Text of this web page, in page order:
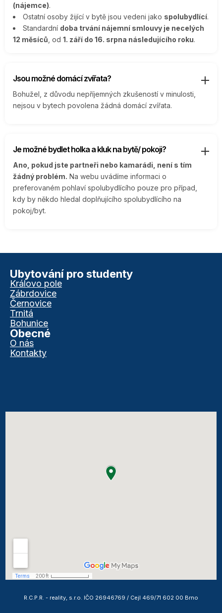
(nájemce).
Ostatní osoby žijící v bytě jsou vedeni jako spolubydlící.
Standardní doba trvání nájemní smlouvy je necelých
12 měsíců , od 1. září do 16. srpna následujícího roku.
Jsou možné domácí zvířata?
Bohužel, z důvodu nepříjemných zkušeností v minulosti,
nejsou v bytech povolena žádná domácí zvířata.
Je možné bydlet holka a kluk na bytě/ pokoji?
Ano, pokud jste partneři nebo kamarádi, není s tím
žádný problém. Na webu uvádíme informaci o
preferovaném pohlaví spolubydlícího pouze pro případ,
kdy by někdo hledal doplňujícího spolubydlícího na
pokoj/byt.
Ubytování pro studenty
Královo pole
Zábrdovice
Černovice
Trnitá
Bohunice
Obecné
O nás
Kontakty
R.C.P.R. - reality, s.r.o. IČO 26946769 / Cejl 469/71 602 00 Brno